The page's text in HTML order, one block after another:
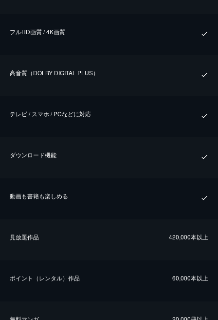
フルHD画質 / 4K画質
⾼⾳質（DOLBY DIGITAL PLUS）
テレビ / スマホ / PCなどに対応
ダウンロード機能
動画も書籍も楽しめる
⾒放題作品 420,000本以上
ポイント（レンタル）作品 60,000本以上